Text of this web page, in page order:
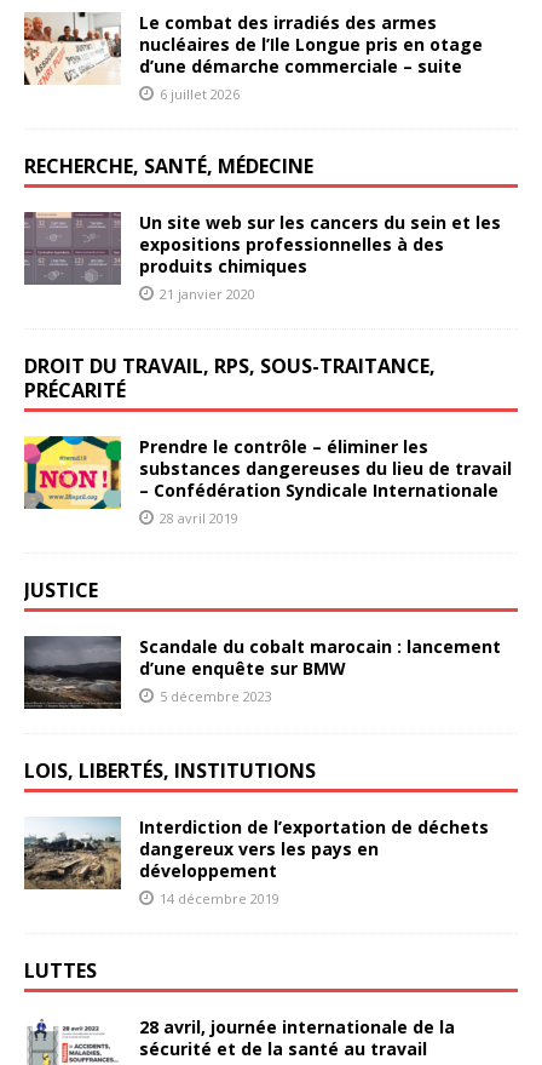
Le combat des irradiés des armes
nucléaires de l’Ile Longue pris en otage
d’une démarche commerciale – suite
6 juillet 2026
RECHERCHE, SANTÉ, MÉDECINE
Un site web sur les cancers du sein et les
expositions professionnelles à des
produits chimiques
21 janvier 2020
DROIT DU TRAVAIL, RPS, SOUS-TRAITANCE,
PRÉCARITÉ
Prendre le contrôle – éliminer les
substances dangereuses du lieu de travail
– Confédération Syndicale Internationale
28 avril 2019
JUSTICE
Scandale du cobalt marocain : lancement
d’une enquête sur BMW
5 décembre 2023
LOIS, LIBERTÉS, INSTITUTIONS
Interdiction de l’exportation de déchets
dangereux vers les pays en
développement
14 décembre 2019
LUTTES
28 avril, journée internationale de la
sécurité et de la santé au travail